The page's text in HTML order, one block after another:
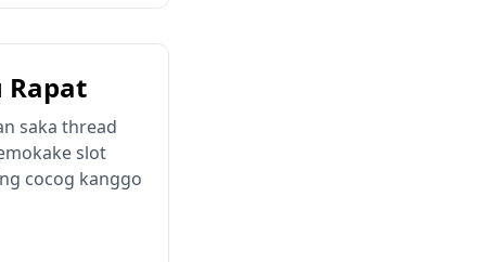
Rapat
saka thread
slot
cocog kanggo